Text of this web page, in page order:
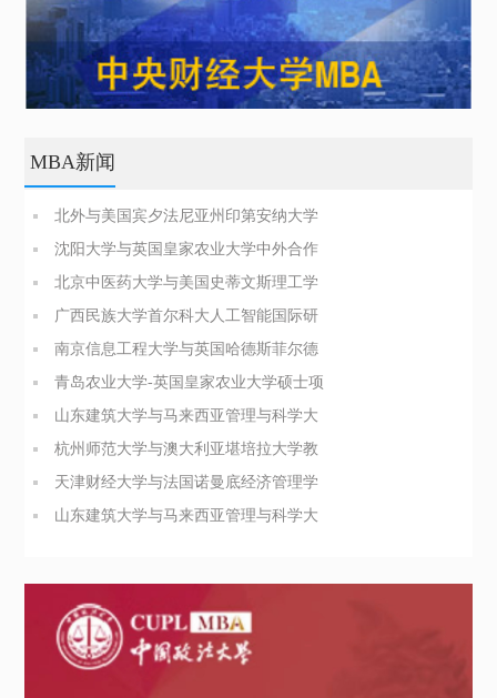
MBA新闻
北外与美国宾夕法尼亚州印第安纳大学
商业分析硕士简章
沈阳大学与英国皇家农业大学中外合作
办学博士（PhD）简章
北京中医药大学与美国史蒂文斯理工学
院医疗健康领导力与管理硕士
广西民族大学首尔科大人工智能国际研
究生院合办硕士招生简章
南京信息工程大学与英国哈德斯菲尔德
大学合办博士项目简介
青岛农业大学-英国皇家农业大学硕士项
目招生简章
山东建筑大学与马来西亚管理与科学大
学管理科学硕士招生简章
杭州师范大学与澳大利亚堪培拉大学教
育领导与管理硕士简章
天津财经大学与法国诺曼底经济管理学
院工商管理硕士招生简章
山东建筑大学与马来西亚管理与科学大